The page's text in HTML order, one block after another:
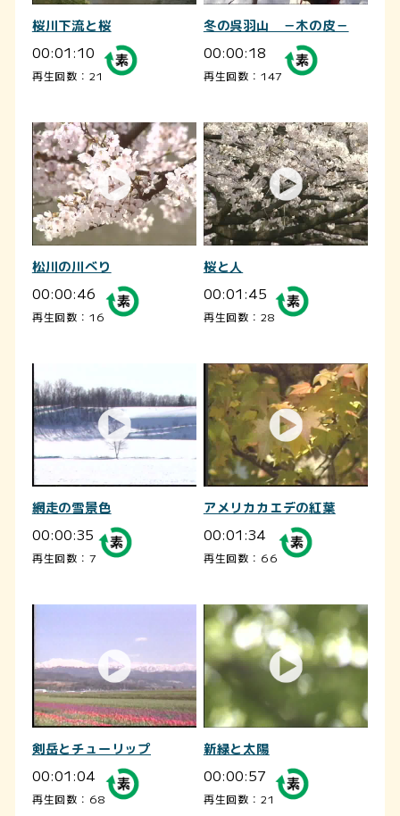
桜川下流と桜
00:01:10
再生回数：21
冬の呉羽山 －木の皮－
00:00:18
再生回数：147
松川の川べり
00:00:46
再生回数：16
桜と人
00:01:45
再生回数：28
網走の雪景色
00:00:35
再生回数：7
アメリカカエデの紅葉
00:01:34
再生回数：66
剣岳とチューリップ
00:01:04
再生回数：68
新緑と太陽
00:00:57
再生回数：21